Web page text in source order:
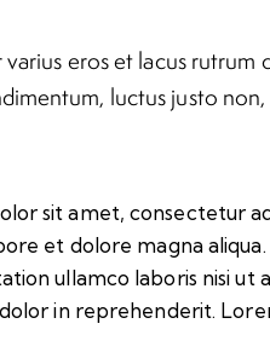
varius eros et lacus
luctus justo
sit amet, consectetur
et dolore magna
ullamco laboris nisi ut
in reprehenderit.